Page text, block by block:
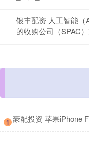
银丰配资 人工智能（
的收购公司（SPAC
1 豪配投资 苹果iPhone